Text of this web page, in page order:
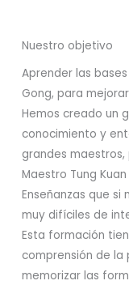
Nuestro objetivo
Aprender las
Gong, para
Hemos creado un
conocimiento y
grandes
Maestro Tung
Enseñanzas que
muy difíciles de
Esta formación
comprensión de
memorizar las